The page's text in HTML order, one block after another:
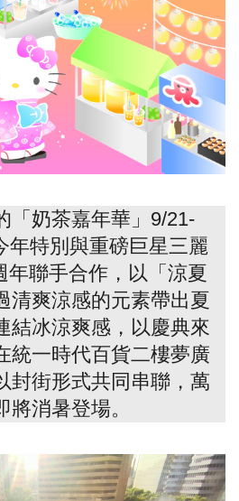
「奶茶嘉年華」9/21-
年特別與重磅巨星三麗
年聯手合作，以「涼夏
清爽涼感的元素帶出夏
結冰涼爽感，以慶典來
統一時代百貨二樓夢廣
封街形式共同串聯，萬
將消暑登場。